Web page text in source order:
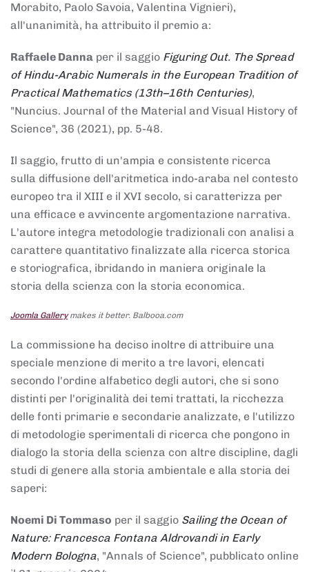
Morabito, Paolo Savoia, Valentina Vignieri),
all'unanimità, ha attribuito il premio a:
Raffaele Danna per il saggio Figuring Out. The Spread
of Hindu-Arabic Numerals in the European Tradition of
Practical Mathematics (13th–16th Centuries),
"Nuncius. Journal of the Material and Visual History of
Science", 36 (2021), pp. 5-48.
Il saggio, frutto di un'ampia e consistente ricerca
sulla diffusione dell'aritmetica indo-araba nel contesto
europeo tra il XIII e il XVI secolo, si caratterizza per
una efficace e avvincente argomentazione narrativa.
L'autore integra metodologie tradizionali con analisi a
carattere quantitativo finalizzate alla ricerca storica
e storiografica, ibridando in maniera originale la
storia della scienza con la storia economica.
Joomla Gallerymakes it better. Balbooa.com
La commissione ha deciso inoltre di attribuire una
speciale menzione di merito a tre lavori, elencati
secondo l'ordine alfabetico degli autori, che si sono
distinti per l'originalità dei temi trattati, la ricchezza
delle fonti primarie e secondarie analizzate, e l'utilizzo
di metodologie sperimentali di ricerca che pongono in
dialogo la storia della scienza con altre discipline, dagli
studi di genere alla storia ambientale e alla storia dei
saperi:
Noemi Di Tommaso per il saggio Sailing the Ocean of
Nature: Francesca Fontana Aldrovandi in Early
Modern Bologna, "Annals of Science", pubblicato online